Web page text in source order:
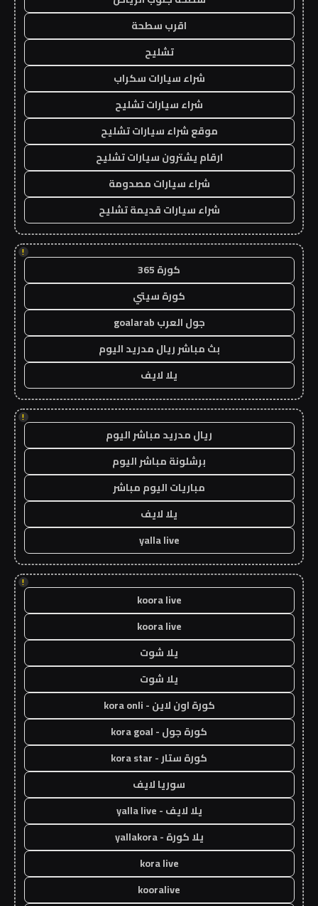
اقرب سطحة
تشليح
شراء سيارات سكراب
شراء سيارات تشليح
موقع شراء سيارات تشليح
ارقام يشترون سيارات تشليح
شراء سيارات مصدومة
شراء سيارات قديمة تشليح
!
كورة 365
كورة سيتي
جول العرب goalarab
بث مباشر ريال مدريد اليوم
يلا لايف
!
ريال مدريد مباشر اليوم
برشلونة مباشر اليوم
مباريات اليوم مباشر
يلا لايف
yalla live
!
koora live
koora live
يلا شوت
يلا شوت
كورة اون لاين - kora onli
كورة جول - kora goal
كورة ستار - kora star
سوريا لايف
يلا لايف - yalla live
يلا كورة - yallakora
kora live
kooralive